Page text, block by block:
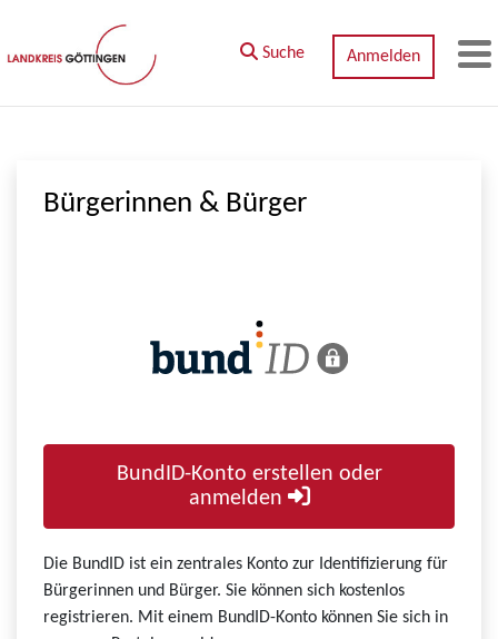
Zum Hauptinhalt springen
Suche Anmelden
Bürgerinnen & Bürger
BundID-Konto erstellen oder
anmelden
Die BundID ist ein zentrales Konto zur Identifizierung für
Bürgerinnen und Bürger. Sie können sich kostenlos
registrieren. Mit einem BundID-Konto können Sie sich in